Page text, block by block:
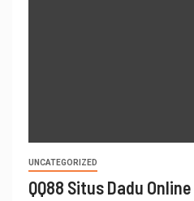
UNCATEGORIZED
QQ88 Situs Dadu